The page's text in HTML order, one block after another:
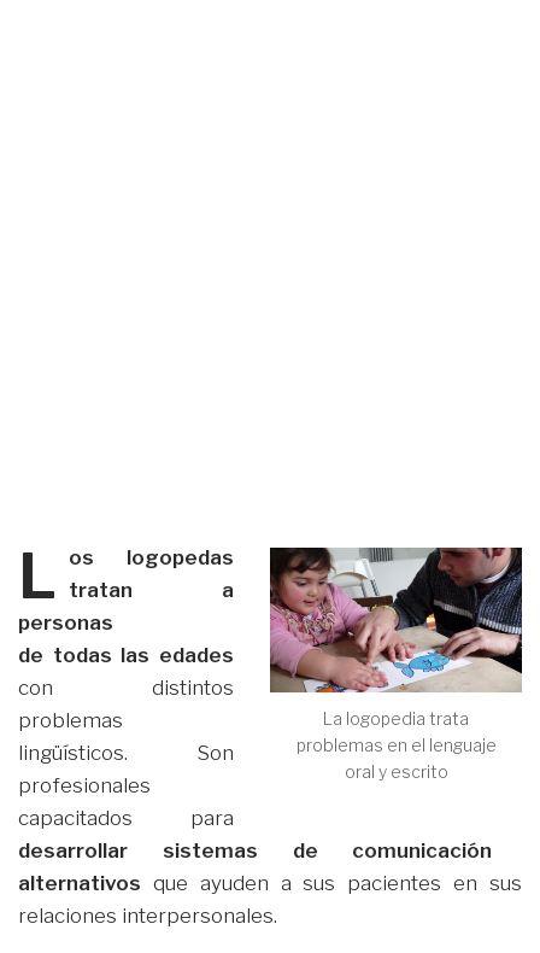
La logopedia trata
problemas en el lenguaje
oral y escrito
L
os logopedas
tratan a
personas
de todas las edades
con distintos
problemas
lingüísticos. Son
profesionales
capacitados para
desarrollar sistemas de comunicación
alternativos que ayuden a sus pacientes en sus
relaciones interpersonales.